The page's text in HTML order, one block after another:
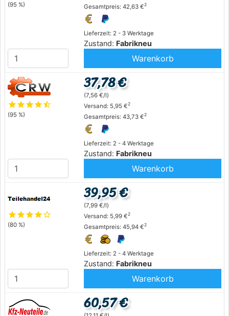
(95 %)
Lieferzeit: 2 - 3 Werktage
Zustand: Fabrikneu
Gesamtpreis: 42,63 €2
Warenkorb
starstarstarstarstar_half
(95 %)
Lieferzeit: 2 - 4 Werktage
Zustand: Fabrikneu
37,78 €
(7,56 €/l)
Versand: 5,95 €2
Gesamtpreis: 43,73 €2
Warenkorb
starstarstarstarstar_outline
(80 %)
Lieferzeit: 2 - 4 Werktage
Zustand: Fabrikneu
39,95 €
(7,99 €/l)
Versand: 5,99 €2
Gesamtpreis: 45,94 €2
Warenkorb
60,57 €